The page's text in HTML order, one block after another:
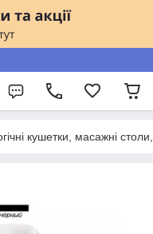
кушетки, масажні